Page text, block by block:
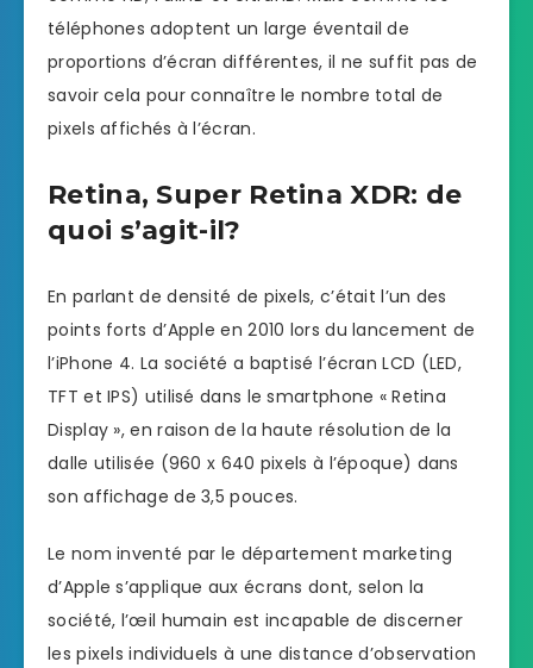
téléphones adoptent un large éventail de
proportions d’écran différentes, il ne suffit pas de
savoir cela pour connaître le nombre total de
pixels affichés à l’écran.
Retina, Super Retina XDR: de
quoi s’agit-il?
En parlant de densité de pixels, c’était l’un des
points forts d’Apple en 2010 lors du lancement de
l’iPhone 4. La société a baptisé l’écran LCD (LED,
TFT et IPS) utilisé dans le smartphone « Retina
Display », en raison de la haute résolution de la
dalle utilisée (960 x 640 pixels à l’époque) dans
son affichage de 3,5 pouces.
Le nom inventé par le département marketing
d’Apple s’applique aux écrans dont, selon la
société, l’œil humain est incapable de discerner
les pixels individuels à une distance d’observation